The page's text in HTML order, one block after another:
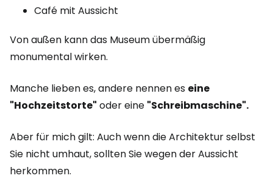
Café mit Aussicht
Von außen kann das Museum übermäßig
monumental wirken.
Manche lieben es, andere nennen es eine
"Hochzeitstorte" oder eine "Schreibmaschine".
Aber für mich gilt: Auch wenn die Architektur selbst
Sie nicht umhaut, sollten Sie wegen der Aussicht
herkommen.